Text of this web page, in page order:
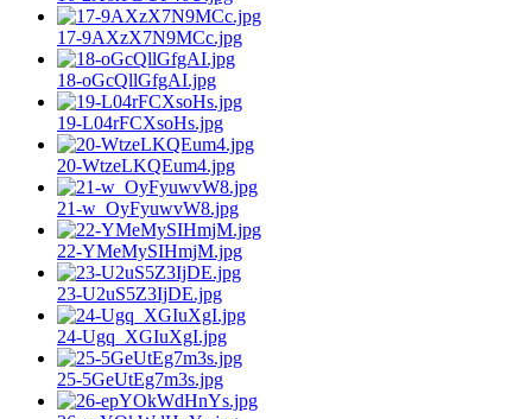
17-9AXzX7N9MCc.jpg
18-oGcQllGfgAI.jpg
19-L04rFCXsoHs.jpg
20-WtzeLKQEum4.jpg
21-w_OyFyuwvW8.jpg
22-YMeMySIHmjM.jpg
23-U2uS5Z3IjDE.jpg
24-Ugq_XGIuXgI.jpg
25-5GeUtEg7m3s.jpg